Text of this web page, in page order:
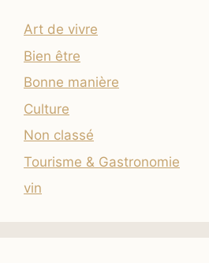
Art de vivre
Bien être
Bonne manière
Culture
Non classé
Tourisme & Gastronomie
vin